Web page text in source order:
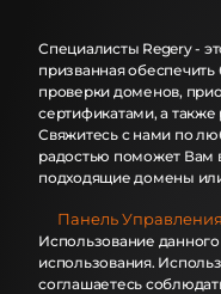
Специалисты Regery -
призванная
проверки доменов,
сертификатами, а
Свяжитесь с нами по
радостью поможет Вам
подходящие домены
Панель Управления
Использование
использования.
соглашаетесь